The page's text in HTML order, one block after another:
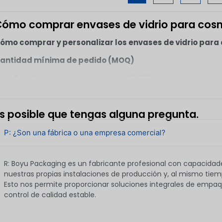
limpia con una superficie
moderna, lo
le confiere un
aspecto elegante y de
calidad a las marcas
mujer, este frasco ofrece
un equilibrio entre […]
diseño de piedras
Packaging es un envase
para fragancias elegante
y llamativo inspirado en la
estética de las piedras
mejorar la percepción de
la marca sin dejar de lado
la practicidad. Disponible
comprar envases de vidrio para
comprar y personalizar los envases de vidrio
mínima de pedido (MOQ)
MOQ pueden variar en función de la complejidad del
posible que tengas alguna pregunta.
P: ¿Son una fábrica o una empresa comercial?
R: Boyu Packaging es un fabricante profesional con
nuestras propias instalaciones de producción y, al mismo
Esto nos permite proporcionar soluciones integrales de
control de calidad estable.